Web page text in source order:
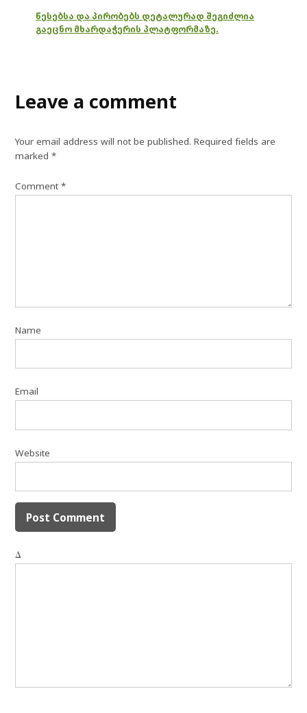
წესებსა და პირობებს დეტალურად შეგიძლია
გაეცნო მხარდაჭერის პლატფორმაზე.
Leave a comment
Your email address will not be published. Required fields are
marked*
Comment*
Name
Email
Website
Δ